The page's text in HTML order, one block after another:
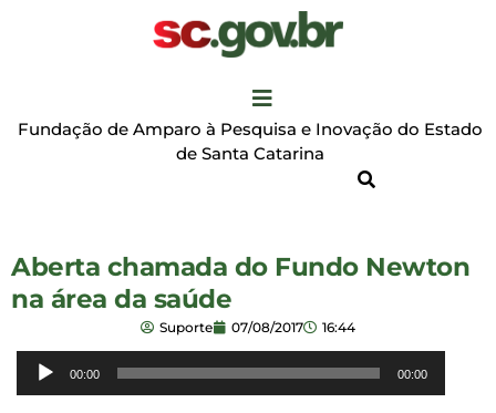
Fundação de Amparo à Pesquisa e Inovação do Estado
de Santa Catarina
Aberta chamada do Fundo Newton
na área da saúde
Suporte 07/08/2017 16:44
Reprodutor
00:00 00:00